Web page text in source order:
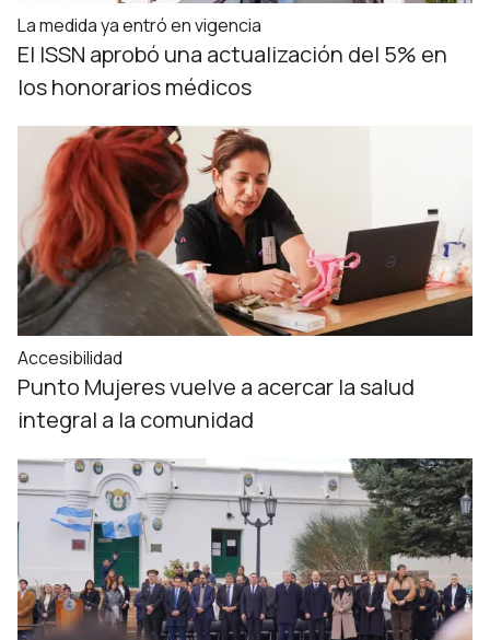
La medida ya entró en vigencia
El ISSN aprobó una actualización del 5% en
los honorarios médicos
Accesibilidad
Punto Mujeres vuelve a acercar la salud
integral a la comunidad